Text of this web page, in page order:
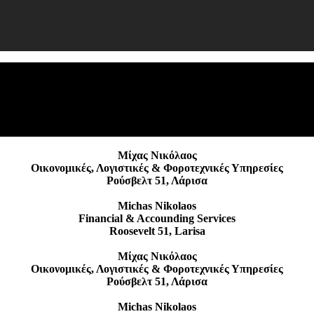
Μίχας Νικόλαος
Οικονομικές, Λογιστικές & Φοροτεχνικές Υπηρεσίες
Ρούσβελτ 51, Λάρισα
Michas Nikolaos
Financial & Accounding Services
Roosevelt 51, Larisa
Μίχας Νικόλαος
Οικονομικές, Λογιστικές & Φοροτεχνικές Υπηρεσίες
Ρούσβελτ 51, Λάρισα
Michas Nikolaos